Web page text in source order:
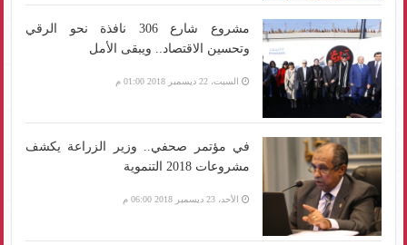
مشروع شارع 306 نافذة نحو الرقي
وتحسين الاقتصاد.. ويبقى الأمل
السبت، 22 ديسمبر 2018 01:00 م
في مؤتمر صحفي.. وزير الزراعة يكشف
مشروعات 2018 التنموية
الأحد، 23 ديسمبر 2018 06:00 م